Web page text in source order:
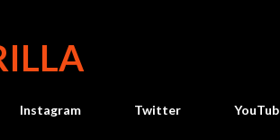
Instagram Twitter